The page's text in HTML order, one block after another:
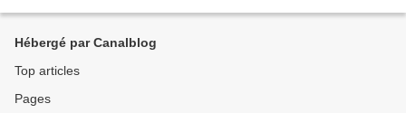
Hébergé par Canalblog
Top articles
Pages